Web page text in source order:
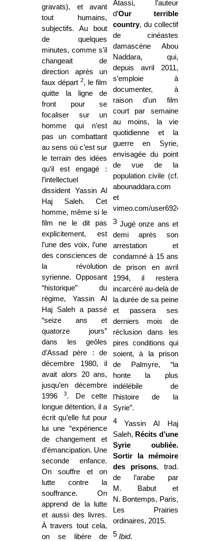
gravats), et avant
tout humains,
subjectifs. Au bout
de quelques
minutes, comme s’il
changeait de
direction après un
faux départ2, le film
quitte la ligne de
front pour se
focaliser sur un
homme qui n’est
pas un combattant
au sens où c’est sur
le terrain des idées
qu’il est engagé :
l’intellectuel
dissident Yassin Al
Haj Saleh. Cet
homme, même si le
film ne le dit pas
explicitement, est
l’une des voix, l’une
des consciences de
la révolution
syrienne. Opposant
“historique” du
régime, Yassin Al
Haj Saleh a passé
“seize ans et
quatorze jours”
dans les geôles
d’Assad père : de
décembre 1980, il
avait alors 20 ans,
jusqu’en décembre
19963. De cette
longue détention, il a
écrit qu’elle fut pour
lui une “expérience
de changement et
d’émancipation. Une
seconde enfance.
On souffre et on
lutte contre la
souffrance. On
apprend de la lutte
et aussi des livres.
À travers tout cela,
on se libère de
Atassi, l’auteur
d’Our terrible
country, du collectif
de cinéastes
damascène Abou
Naddara, qui,
depuis avril 2011,
s’emploie à
documenter, à
raison d’un film
court par semaine
au moins, la vie
quotidienne et la
guerre en Syrie,
envisagée du point
de vue de la
population civile (cf.
abounaddara.com
et
vimeo.com/user6924378
3Jugé onze ans et
demi après son
arrestation et
condamné à 15 ans
de prison en avril
1994, il restera
incarcéré au-delà de
la durée de sa peine
et passera ses
derniers mois de
réclusion dans les
pires conditions qui
soient, à la prison
de Palmyre, “la
honte la plus
indélébile de
l’histoire de la
Syrie”.
4Yassin Al Haj
Saleh, Récits d’une
Syrie oubliée.
Sortir la mémoire
des prisons, trad.
de l’arabe par
M. Babut et
N. Bontemps, Paris,
Les Prairies
ordinaires, 2015.
5Ibid.